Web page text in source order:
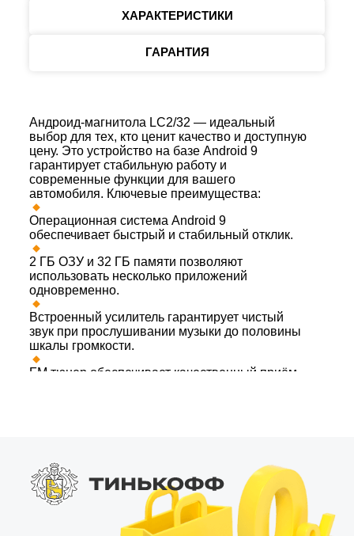
ХАРАКТЕРИСТИКИ
ГАРАНТИЯ
Андроид-магнитола LC2/32 — идеальный
выбор для тех, кто ценит качество и доступную
цену. Это устройство на базе Android 9
гарантирует стабильную работу и
современные функции для вашего
автомобиля. Ключевые преимущества:
Операционная система Android 9
обеспечивает быстрый и стабильный отклик.
2 ГБ ОЗУ и 32 ГБ памяти позволяют
использовать несколько приложений
одновременно.
Встроенный усилитель гарантирует чистый
звук при прослушивании музыки до половины
шкалы громкости.
FM тюнер обеспечивает качественный приём
2 USB разъёма позволяют воспроизводить
файлы с накопителей и подключать
дополнительные устройства.
Система поддерживает камеру заднего вида,